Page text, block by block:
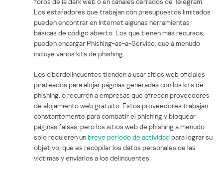
Los estafadores que trabajan con presupuestos limitados
pueden encontrar en Internet algunas herramientas
básicas de código abierto. Los que tienen más recursos,
pueden encargar Phishing-as-a-Service, que a menudo
incluye varios kits de phishing.
Los ciberdelincuentes tienden a usar sitios web oficiales
pirateados para alojar páginas generadas con los kits de
phishing, o recurren a empresas que ofrecen proveedores
de alojamiento web gratuito. Estos proveedores trabajan
constantemente para combatir el phishing y bloquear
páginas falsas, pero los sitios web de phishing a menudo
solo requieren unbreve período de actividadpara lograr su
objetivo, que es recopilar los datos personales de las
víctimas y enviarlos a los delincuentes.